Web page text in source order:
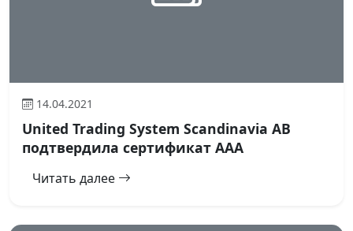
14.04.2021
United Trading System Scandinavia AB
подтвердила сертификат ААА
Читать далее